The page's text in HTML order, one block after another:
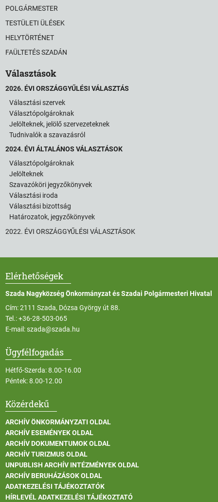
POLGÁRMESTER
TESTÜLETI ÜLÉSEK
HELYTÖRTÉNET
FAÜLTETÉS SZADÁN
Választások
2026. ÉVI ORSZÁGGYŰLÉSI VÁLASZTÁS
Választási szervek
Választópolgároknak
Jelölteknek, jelölő szervezeteknek
Tudnivalók a szavazásról
2024. ÉVI ÁLTALÁNOS VÁLASZTÁSOK
Választópolgároknak
Jelölteknek
Szavazóköri jegyzőkönyvek
Választási iroda
Választási bizottság
Határozatok, jegyzőkönyvek
2022. ÉVI ORSZÁGGYŰLÉSI VÁLASZTÁSOK
Elérhetőségek
Szada Nagyközség Önkormányzat és Szadai Polgármesteri Hivatal
Cím: 2111 Szada, Dózsa György út 88.
Tel.:+36-28-503-065
E-mail:szada@szada.hu
Ügyfélfogadás
Hétfő-Szerda: 8.00-16.00
Péntek: 8.00-12.00
Közérdekű
ARCHÍV ÖNKORMÁNYZATI OLDAL
ARCHÍV ESEMÉNYEK OLDAL
ARCHÍV DOKUMENTUMOK OLDAL
ARCHÍV TURIZMUS OLDAL
UNPUBLISH ARCHÍV INTÉZMÉNYEK OLDAL
ARCHÍV BERUHÁZÁSOK OLDAL
ADATKEZELÉSI TÁJÉKOZTATÓK
HÍRLEVÉL ADATKEZELÉSI TÁJÉKOZTATÓ